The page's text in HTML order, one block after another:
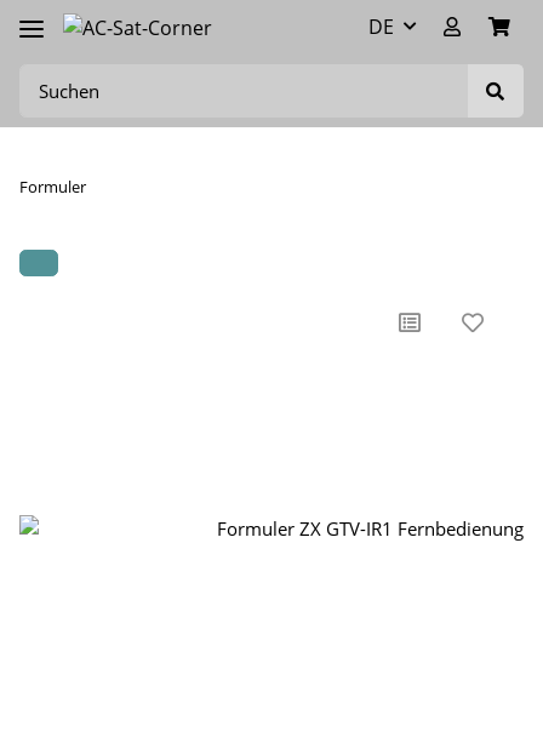
DE
Formuler